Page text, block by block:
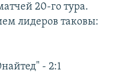
20-го тура.
лидеров таковы:
- 2:1